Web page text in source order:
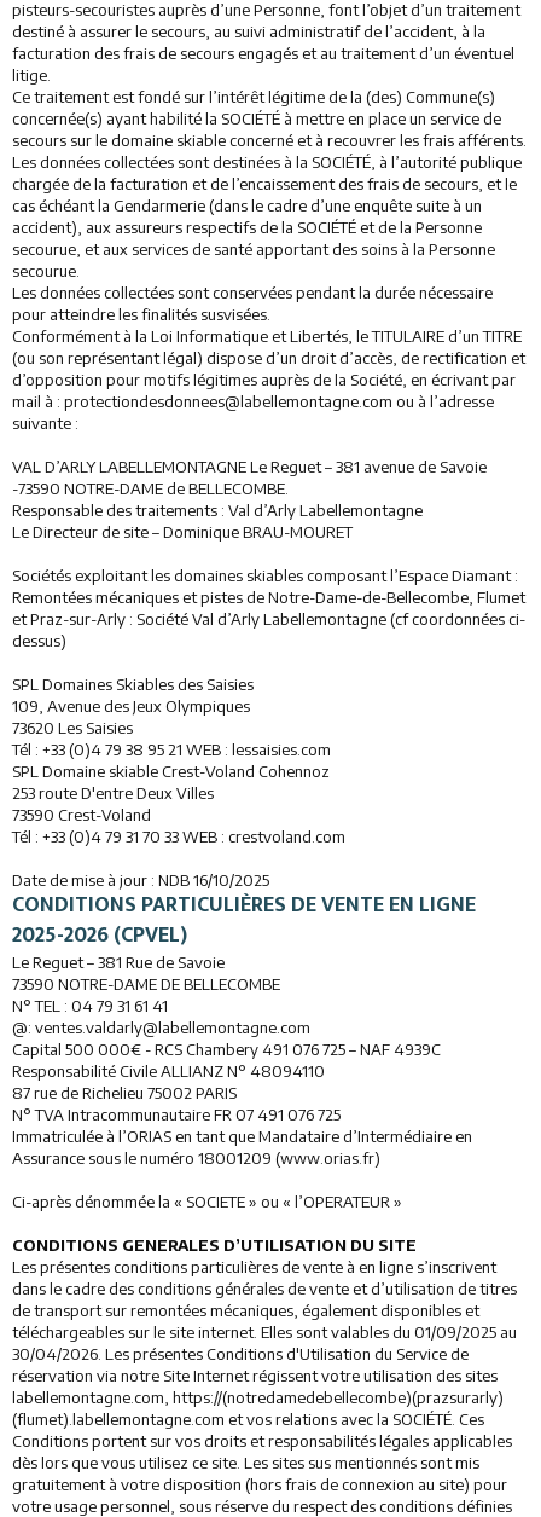
pisteurs-secouristes auprès d’une Personne, font l’objet d’un traitement
destiné à assurer le secours, au suivi administratif de l’accident, à la
facturation des frais de secours engagés et au traitement d’un éventuel
litige.
Ce traitement est fondé sur l’intérêt légitime de la (des) Commune(s)
concernée(s) ayant habilité la SOCIÉTÉ à mettre en place un service de
secours sur le domaine skiable concerné et à recouvrer les frais afférents.
Les données collectées sont destinées à la SOCIÉTÉ, à l’autorité publique
chargée de la facturation et de l’encaissement des frais de secours, et le
cas échéant la Gendarmerie (dans le cadre d’une enquête suite à un
accident), aux assureurs respectifs de la SOCIÉTÉ et de la Personne
secourue, et aux services de santé apportant des soins à la Personne
secourue.
Les données collectées sont conservées pendant la durée nécessaire
pour atteindre les finalités susvisées.
Conformément à la Loi Informatique et Libertés, le TITULAIRE d’un TITRE
(ou son représentant légal) dispose d’un droit d’accès, de rectification et
d’opposition pour motifs légitimes auprès de la Société, en écrivant par
mail à : protectiondesdonnees@labellemontagne.com ou à l’adresse
suivante :
VAL D’ARLY LABELLEMONTAGNE Le Reguet – 381 avenue de Savoie
-73590 NOTRE-DAME de BELLECOMBE.
Responsable des traitements : Val d’Arly Labellemontagne
Le Directeur de site – Dominique BRAU-MOURET
Sociétés exploitant les domaines skiables composant l’Espace Diamant :
Remontées mécaniques et pistes de Notre-Dame-de-Bellecombe, Flumet
et Praz-sur-Arly : Société Val d’Arly Labellemontagne (cf coordonnées ci-
dessus)
SPL Domaines Skiables des Saisies
109, Avenue des Jeux Olympiques
73620 Les Saisies
Tél : +33 (0)4 79 38 95 21 WEB : lessaisies.com
SPL Domaine skiable Crest-Voland Cohennoz
253 route D'entre Deux Villes
73590 Crest-Voland
Tél : +33 (0)4 79 31 70 33 WEB : crestvoland.com
Date de mise à jour : NDB 16/10/2025
CONDITIONS PARTICULIÈRES DE VENTE EN LIGNE
2025-2026 (CPVEL)
Le Reguet – 381 Rue de Savoie
73590 NOTRE-DAME DE BELLECOMBE
N° TEL : 04 79 31 61 41
@: ventes.valdarly@labellemontagne.com
Capital 500 000€ - RCS Chambery 491 076 725 – NAF 4939C
Responsabilité Civile ALLIANZ N° 48094110
87 rue de Richelieu 75002 PARIS
N° TVA Intracommunautaire FR 07 491 076 725
Immatriculée à l’ORIAS en tant que Mandataire d’Intermédiaire en
Assurance sous le numéro 18001209 (www.orias.fr)
Ci-après dénommée la « SOCIETE » ou « l’OPERATEUR »
CONDITIONS GENERALES D’UTILISATION DU SITE
Les présentes conditions particulières de vente à en ligne s’inscrivent
dans le cadre des conditions générales de vente et d’utilisation de titres
de transport sur remontées mécaniques, également disponibles et
téléchargeables sur le site internet. Elles sont valables du 01/09/2025 au
30/04/2026. Les présentes Conditions d'Utilisation du Service de
réservation via notre Site Internet régissent votre utilisation des sites
labellemontagne.com, https://(notredamedebellecombe)(prazsurarly)
(flumet).labellemontagne.com et vos relations avec la SOCIÉTÉ. Ces
Conditions portent sur vos droits et responsabilités légales applicables
dès lors que vous utilisez ce site. Les sites sus mentionnés sont mis
gratuitement à votre disposition (hors frais de connexion au site) pour
votre usage personnel, sous réserve du respect des conditions définies